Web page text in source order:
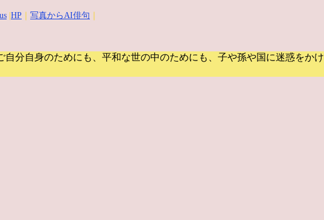
HP 写真からAI俳句
自分自身のためにも、平和な世の中のためにも、子や孫や国に迷惑をかけ